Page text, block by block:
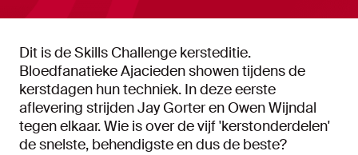
Dit is de Skills Challenge kersteditie.
Bloedfanatieke Ajacieden showen tijdens de
kerstdagen hun techniek. In deze eerste
aflevering strijden Jay Gorter en Owen Wijndal
tegen elkaar. Wie is over de vijf 'kerstonderdelen'
de snelste, behendigste en dus de beste?